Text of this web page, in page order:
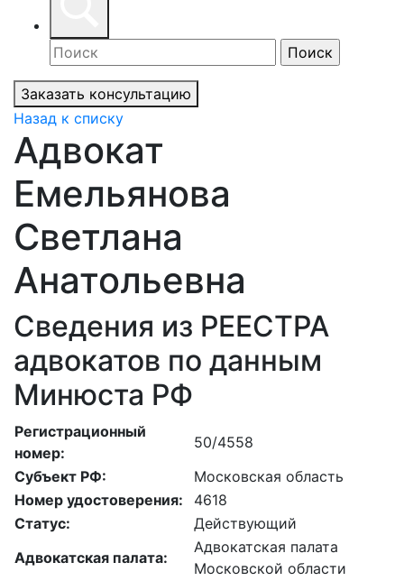
Заказать консультацию
Назад к списку
Адвокат
Емельянова
Светлана
Анатольевна
Сведения из РЕЕСТРА
адвокатов по данным
Минюста РФ
Регистрационный
номер:
50/4558
Субъект РФ:
Московская область
Номер удостоверения:
4618
Статус:
Действующий
Адвокатская палата:
Адвокатская палата
Московской области